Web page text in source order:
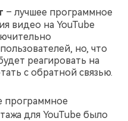
– лучшее программное
видео на YouTube
но, что
реагировать на
с обратной связью.
программное
для YouTube было